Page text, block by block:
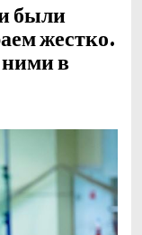
были
жестко.
ними в